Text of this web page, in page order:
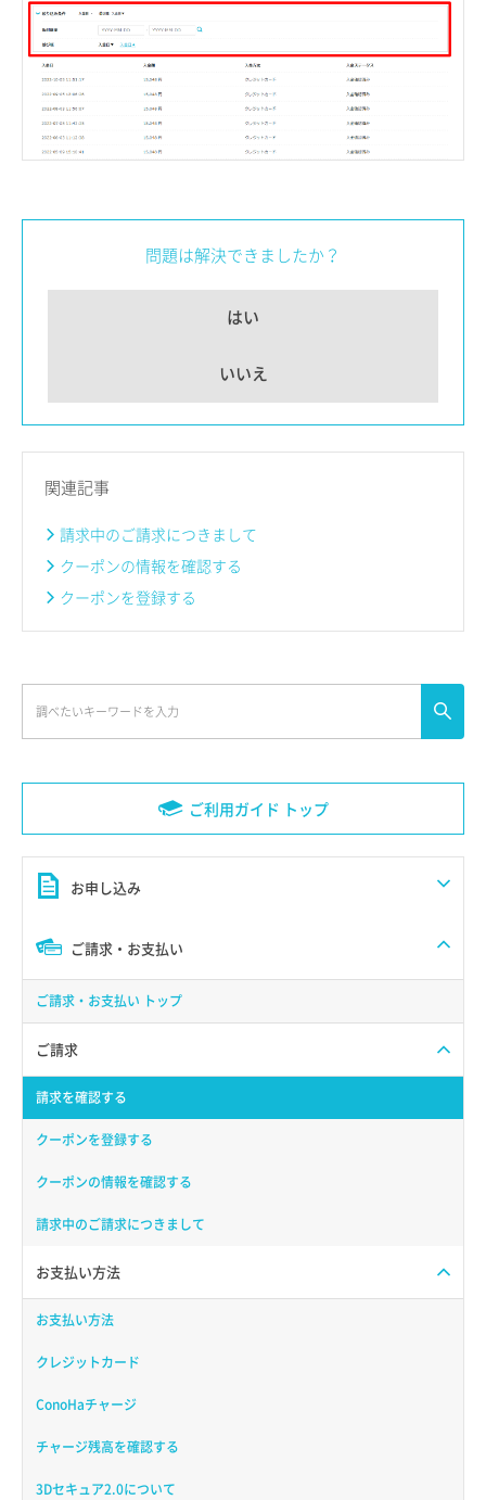
ご利用ガイド トップ
お申し込み
ご請求・お支払い
ご請求・お支払い トップ
ご請求
請求を確認する
クーポンを登録する
クーポンの情報を確認する
請求中のご請求につきまして
お支払い方法
お支払い方法
クレジットカード
ConoHaチャージ
チャージ残高を確認する
3Dセキュア2.0について
問題は解決できましたか？
はい
いいえ
関連記事
請求中のご請求につきまして
クーポンの情報を確認する
クーポンを登録する